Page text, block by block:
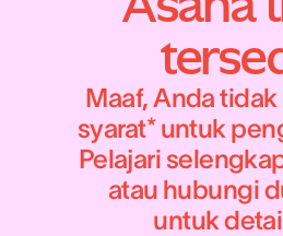
Maaf, Anda
syarat* untuk
Pelajari
atau hubungi
untuk